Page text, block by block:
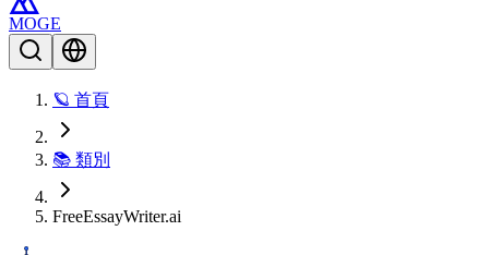
MOGE
🪐 首頁
📚 類別
FreeEssayWriter.ai